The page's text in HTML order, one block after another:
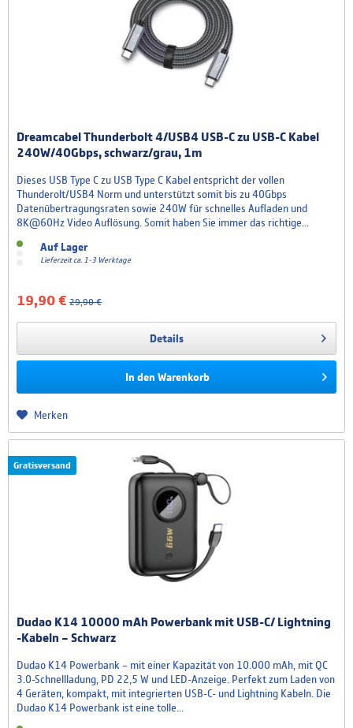
Dreamcabel Thunderbolt 4/USB4 USB-C zu USB-C Kabel
240W/40Gbps, schwarz/grau, 1m
Dieses USB Type C zu USB Type C Kabel entspricht der vollen
Thunderolt/USB4 Norm und unterstützt somit bis zu 40Gbps
Datenübertragungsraten sowie 240W für schnelles Aufladen und
8K@60Hz Video Auflösung. Somit haben Sie immer das richtige...
Auf Lager
Lieferzeit ca. 1-3 Werktage
19,90 € 29,90 €
Details
In den Warenkorb
Merken
Gratisversand
Dudao K14 10000 mAh Powerbank mit USB-C/ Lightning
-Kabeln – Schwarz
Dudao K14 Powerbank – mit einer Kapazität von 10.000 mAh, mit QC
3.0-Schnellladung, PD 22,5 W und LED-Anzeige. Perfekt zum Laden von
4 Geräten, kompakt, mit integrierten USB-C- und Lightning Kabeln. Die
Dudao K14 Powerbank ist eine tolle...